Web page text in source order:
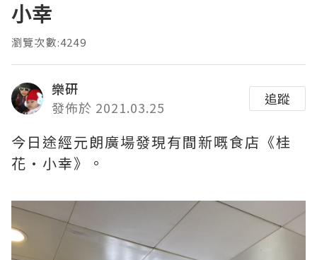
小幸
瀏覽次數:4249
樂研
發佈於 2021.03.25
追蹤
今日途經元朗廣場發現有間新嘅食店《桂
花·小幸》。